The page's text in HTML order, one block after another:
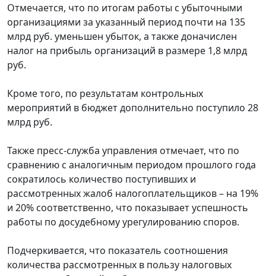
Отмечается, что по итогам работы с убыточными
организациями за указанный период почти на 135
млрд руб. уменьшен убыток, а также доначислен
налог на прибыль организаций в размере 1,8 млрд
руб.
Кроме того, по результатам контрольных
мероприятий в бюджет дополнительно поступило 28
млрд руб.
Также пресс-служба управления отмечает, что по
сравнению с аналогичным периодом прошлого года
сократилось количество поступивших и
рассмотренных жалоб налогоплательщиков – на 19%
и 20% соответственно, что показывает успешность
работы по досудебному урегулированию споров.
Подчеркивается, что показатель соотношения
количества рассмотренных в пользу налоговых